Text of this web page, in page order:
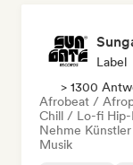
Label
> 1300
Afrobeat /
Chill / Lo-fi Hip-
Nehme
Musik